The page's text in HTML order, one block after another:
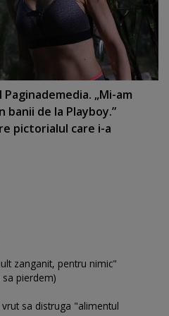
„Mi-am
de la Playboy.”
pictorialul care i-a
zanganit, pentru nimic"
sa pierdem)
sa distruga "alimentul